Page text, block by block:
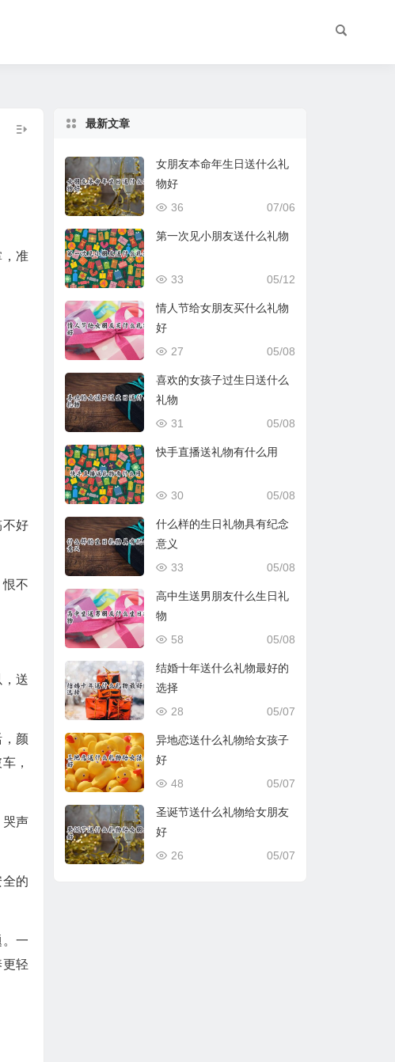
，准
不好
不
送
，颜
，
哭声
的
一
轻
最新文章
女朋友本命年生日送什么礼
物好
07/06
36
第一次见小朋友送什么礼物
05/12
33
情人节给女朋友买什么礼物
好
05/08
27
喜欢的女孩子过生日送什么
礼物
05/08
31
快手直播送礼物有什么用
05/08
30
什么样的生日礼物具有纪念
意义
05/08
33
高中生送男朋友什么生日礼
物
05/08
58
结婚十年送什么礼物最好的
选择
05/07
28
异地恋送什么礼物给女孩子
好
05/07
48
圣诞节送什么礼物给女朋友
好
05/07
26